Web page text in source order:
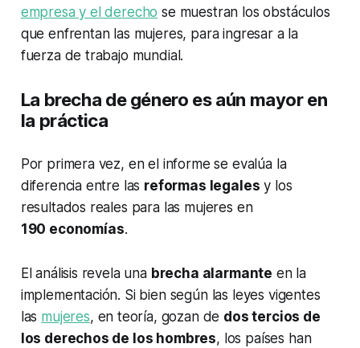
empresa y el derecho se muestran los obstáculos
que enfrentan las mujeres, para ingresar a la
fuerza de trabajo mundial.
La brecha de género es aún mayor en
la práctica
Por primera vez, en el informe se evalúa la
diferencia entre las reformas legales y los
resultados reales para las mujeres en
190 economías.
El análisis revela una brecha alarmante en la
implementación. Si bien según las leyes vigentes
las mujeres, en teoría, gozan de dos tercios de
los derechos de los hombres, los países han